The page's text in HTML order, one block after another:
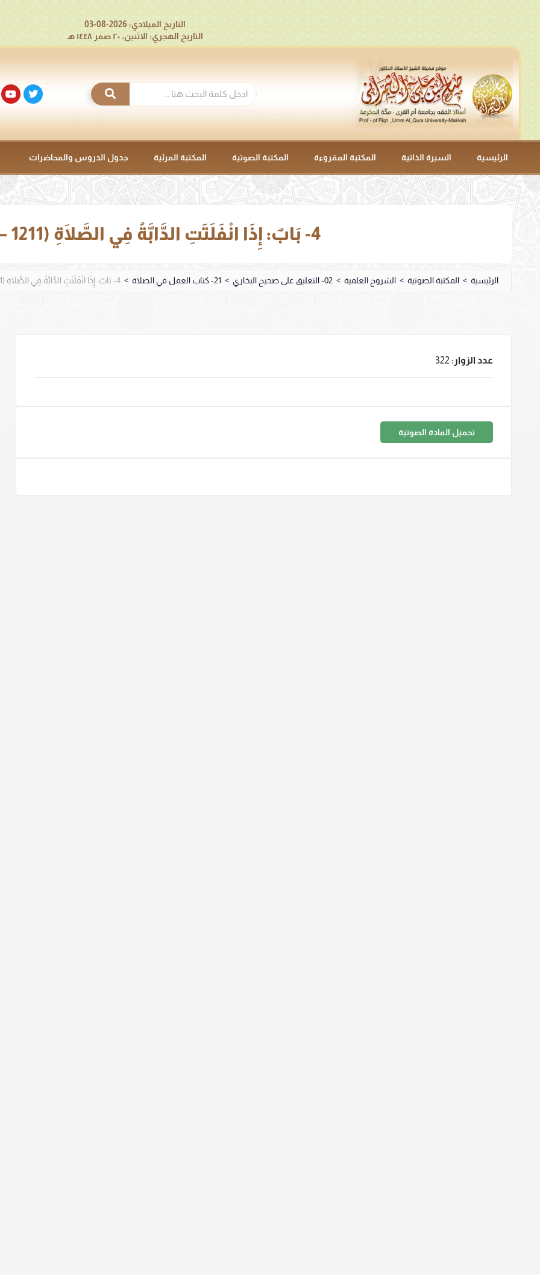
التاريخ الميلادي: 2026-08-03
التاريخ الهجري: الاثنين، ٢٠ صفر ١٤٤٨ هـ
الرئيسية السيرة الذاتية المكتبة المقروءة المكتبة الصوتية المكتبة المرئية جدول الدروس والمحاضرات
4- ‌‌بَابٌ: إِذَا انْفَلَتَتِ الدَّابَّةُ فِي الصَّلَاةِ (1211 – 1214).
الرئيسية > المكتبة الصوتية > الشروح العلمية > 02- التعليق على صحيح البخاري > 21- كتاب العمل في الصلاة > 4- ‌‌بَابٌ: إِذَا انْفَلَتَتِ الدَّابَّةُ فِي الصَّلَاةِ (1211 – 1214).
عدد الزوار: 322
تحميل المادة الصوتية